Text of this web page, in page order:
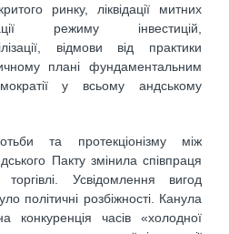
ринку, ліквідації митних
режиму інвестицій,
відмови від практики
плані фундаментальним
у всьому андському
та протекціонізму між
Пакту змінила співпраця
Усвідомлення вигод
політичні розбіжності. Канула
конкуренція часів «холодної